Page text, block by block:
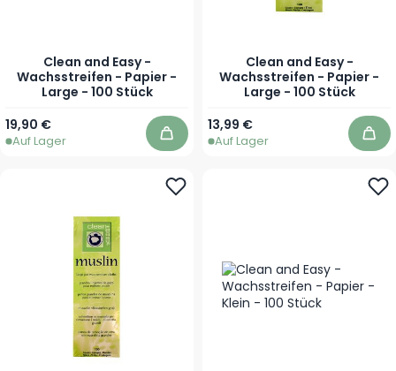
Clean and Easy -
Wachsstreifen - Papier -
Large - 100 Stück
19,90 €
Auf Lager In den Warenkorb
Clean and Easy -
Wachsstreifen - Papier -
Large - 100 Stück
13,99 €
Auf Lager In